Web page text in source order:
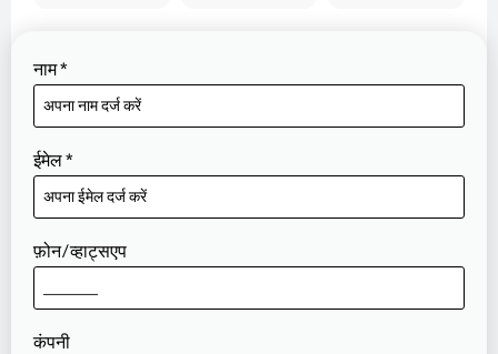
नाम*
ईमेल*
फ़ोन/व्हाट्सएप
कंपनी